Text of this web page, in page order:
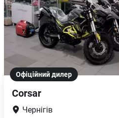
Офіційний дилер
Corsar
Чернігів